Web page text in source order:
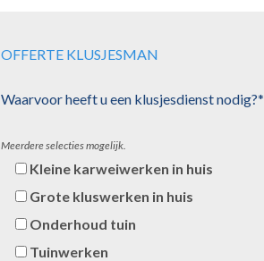
OFFERTE KLUSJESMAN
Waarvoor heeft u een klusjesdienst nodig?*
Meerdere selecties mogelijk.
Kleine karweiwerken in huis
Grote kluswerken in huis
Onderhoud tuin
Tuinwerken